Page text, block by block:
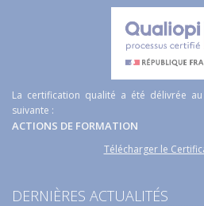
La certification qualité a été délivrée
suivante :
ACTIONS DE FORMATION
Télécharger le
DERNIÈRES ACTUALITÉS